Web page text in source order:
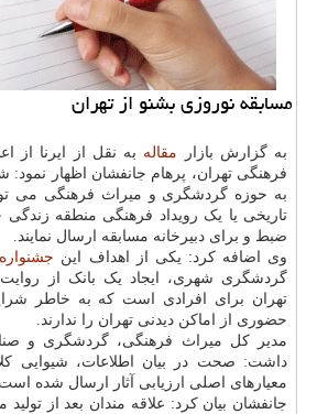
مسابقه نوروزی بشنو از تهران
به گزارش بازار مقاله به نقل از ایرنا از
فرهنگی تهران، پرهام جانفشان اظهار نمود:
به حوزه گردشگری و میراث فرهنگی می
تاریخی یا یک رویداد فرهنگی منطقه
ضبط و برای دبیرخانه مسابقه ارسال نمایند.
وی اضافه کرد: یکی از اهداف این جشنواره
گردشگری شهری، ایجاد یک بانک از
تهران برای افرادی است که به خاطر
حضوری از اماکن دیدنی تهران را ندارند.
مدیر کل میراث فرهنگی، گردشگری و
داشت: صحت در بیان اطلاعات، شیوایی
معیارهای اصلی ارزیابی آثار ارسال شده است.
جانفشان بیان کرد: علاقه مندان بعد از تولید